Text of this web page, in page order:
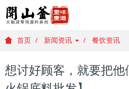
首页 新闻资讯 餐饮资讯
想讨好顾客，就要把他